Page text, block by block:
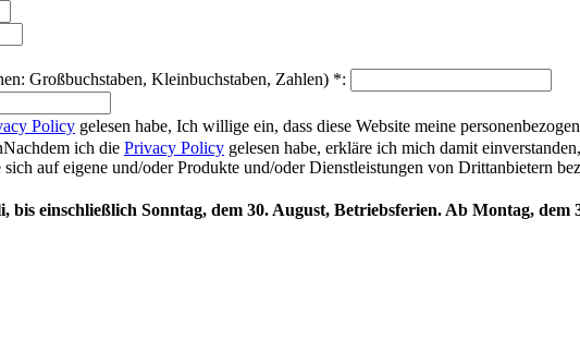
Großbuchstaben, Kleinbuchstaben, Zahlen) *:
Policy gelesen habe, Ich willige ein, dass diese Website meine
Nachdem ich die Privacy Policy gelesen habe, erkläre ich mich damit
auf eigene und/oder Produkte und/oder Dienstleistungen von Drittanbietern
bis einschließlich Sonntag, dem 30. August, Betriebsferien. Ab Montag,